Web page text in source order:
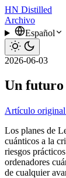
HN Distilled
Archivo
Español
2026-06-03
Un futuro
Artículo
Los planes de
cuánticos a la
riesgos
ordenadores
de cualquier